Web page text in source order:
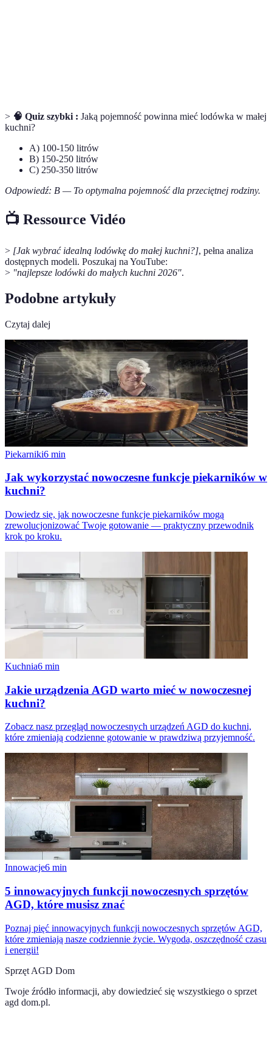
> 🧠 Quiz szybki : Jaką pojemność powinna mieć lodówka w małej
kuchni?
A) 100-150 litrów
B) 150-250 litrów
C) 250-350 litrów
Odpowiedź: B — To optymalna pojemność dla przeciętnej rodziny.
📺 Ressource Vidéo
> [Jak wybrać idealną lodówkę do małej kuchni?], pełna analiza
dostępnych modeli. Poszukaj na YouTube:
> "najlepsze lodówki do małych kuchni 2026".
Podobne artykuły
Czytaj dalej
Piekarniki6 min
Jak wykorzystać nowoczesne funkcje piekarników w
kuchni?
Dowiedz się, jak nowoczesne funkcje piekarników mogą
zrewolucjonizować Twoje gotowanie — praktyczny przewodnik
krok po kroku.
Kuchnia6 min
Jakie urządzenia AGD warto mieć w nowoczesnej
kuchni?
Zobacz nasz przegląd nowoczesnych urządzeń AGD do kuchni,
które zmieniają codzienne gotowanie w prawdziwą przyjemność.
Innowacje6 min
5 innowacyjnych funkcji nowoczesnych sprzętów
AGD, które musisz znać
Poznaj pięć innowacyjnych funkcji nowoczesnych sprzętów AGD,
które zmieniają nasze codziennie życie. Wygoda, oszczędność czasu
i energii!
Sprzęt AGD Dom
Twoje źródło informacji, aby dowiedzieć się wszystkiego o sprzet
agd dom.pl.